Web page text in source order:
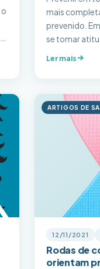
mais
prevenido.
se tomar
devem […]
Ler mais
ARTIGOS DE
12/11/2021
Rodas de
orientam